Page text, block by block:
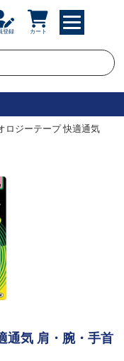
登録 カート
ロジーテープ 快適通気
通気 肩・腕・手首